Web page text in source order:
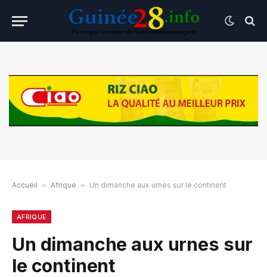
Accueil » Afrique » Un dimanche aux urnes sur le continent
AFRIQUE
Un dimanche aux urnes sur
le continent